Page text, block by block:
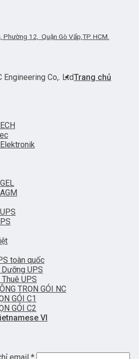
12, Quận Gò Vấp,TP. HCM.
Co,. LtdTrang chủ
toàn quốc
UPS
UPS
TRỌN GÓI NC
GÓI C1
GÓI C2
VI